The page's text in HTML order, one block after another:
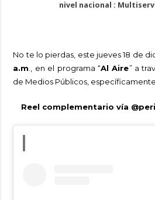
nivel nacional :
No te lo pierdas, este jueves 18 de
a.m., en el programa “Al Aire” a
de Medios Públicos, específicamente
Reel complementario vía